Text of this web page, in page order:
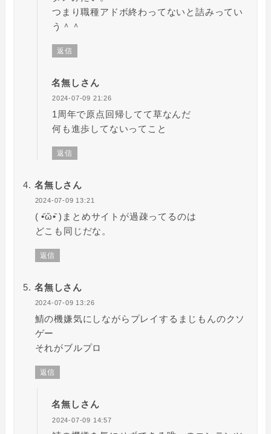
つまり職種アドボ終わってないと詰みってい
う＾＾
返信
名無しさん
2024-07-09 21:26
1周年で原点回帰してて草なんだ
何も進歩してないってこと
返信
名無しさん
2024-07-09 13:21
( •᷄ὤ•᷅ )まとめサイトが過疎ってるのは
どこも同じだな。
返信
名無しさん
2024-07-09 13:26
鯖の機嫌気にしながらプレイするまじもんのクソ
ゲー
それがブルプロ
返信
名無しさん
2024-07-09 14:57